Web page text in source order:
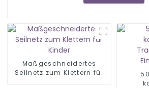
Maßgeschneidertes
Seilnetz zum Klettern für